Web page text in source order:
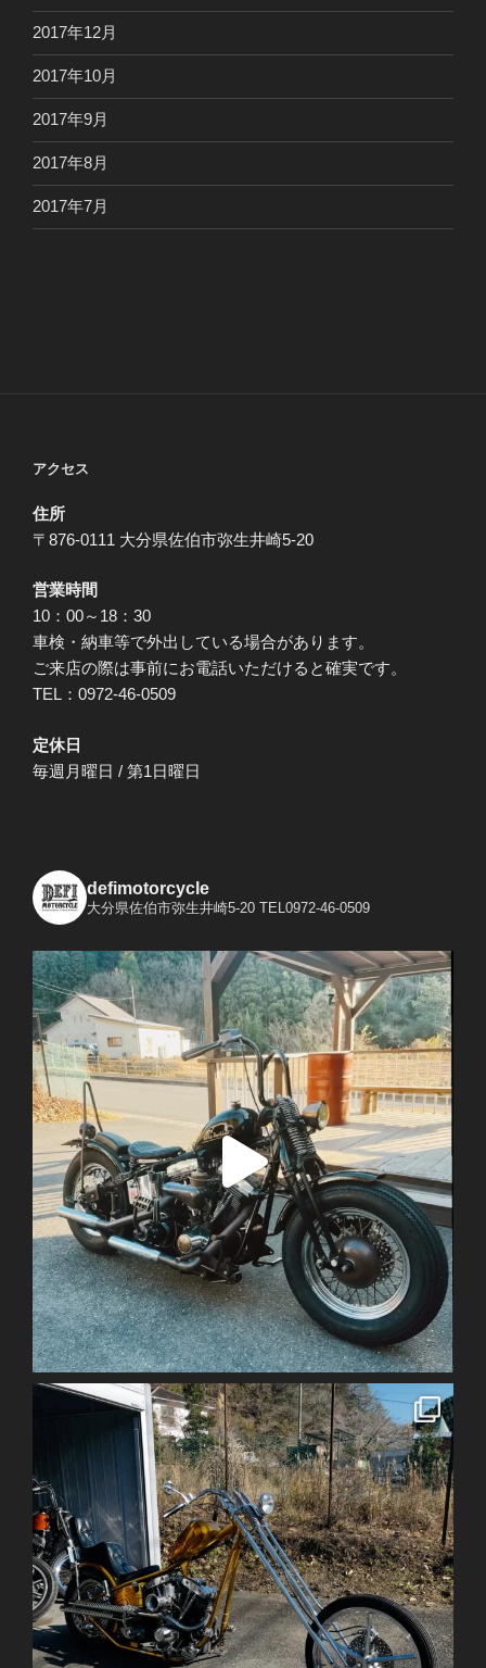
2017年12月
2017年10月
2017年9月
2017年8月
2017年7月
アクセス
住所
〒876-0111 大分県佐伯市弥生井崎5-20
営業時間
10：00～18：30
車検・納車等で外出している場合があります。
ご来店の際は事前にお電話いただけると確実です。
TEL：0972-46-0509
定休日
毎週月曜日 / 第1日曜日
defimotorcycle
大分県佐伯市弥生井崎5-20 TEL0972-46-0509